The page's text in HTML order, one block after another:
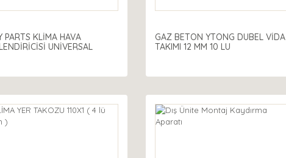
PARTS KLİMA HAVA
UNİVERSAL
GAZ BETON YTONG DUBEL VİDA
TAKIMI 12 MM 10 LU